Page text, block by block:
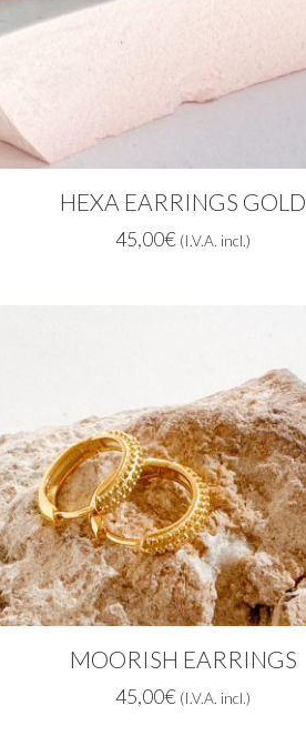
HEXA EARRINGS GOLD
45,00€ (I.V.A. incl.)
MOORISH EARRINGS
45,00€ (I.V.A. incl.)